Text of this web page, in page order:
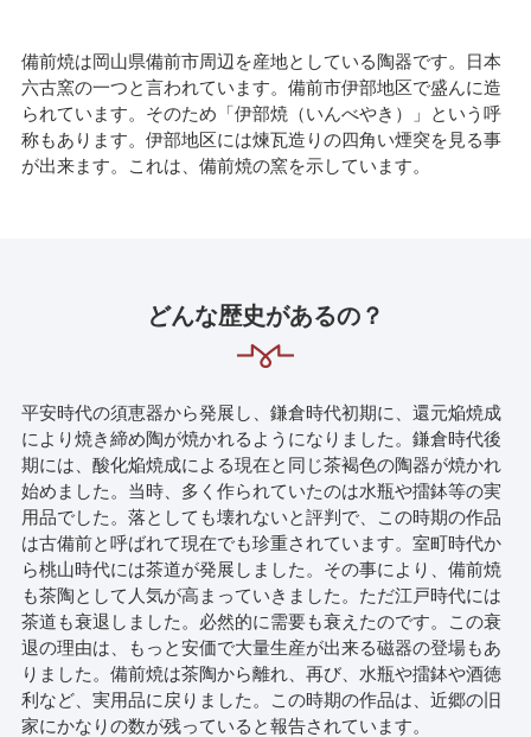
備前焼は岡山県備前市周辺を産地としている陶器です。日本
六古窯の一つと言われています。備前市伊部地区で盛んに造
られています。そのため「伊部焼（いんべやき）」という呼
称もあります。伊部地区には煉瓦造りの四角い煙突を見る事
が出来ます。これは、備前焼の窯を示しています。
どんな歴史があるの？
平安時代の須恵器から発展し、鎌倉時代初期に、還元焔焼成
により焼き締め陶が焼かれるようになりました。鎌倉時代後
期には、酸化焔焼成による現在と同じ茶褐色の陶器が焼かれ
始めました。当時、多く作られていたのは水瓶や擂鉢等の実
用品でした。落としても壊れないと評判で、この時期の作品
は古備前と呼ばれて現在でも珍重されています。室町時代か
ら桃山時代には茶道が発展しました。その事により、備前焼
も茶陶として人気が高まっていきました。ただ江戸時代には
茶道も衰退しました。必然的に需要も衰えたのです。この衰
退の理由は、もっと安価で大量生産が出来る磁器の登場もあ
りました。備前焼は茶陶から離れ、再び、水瓶や擂鉢や酒徳
利など、実用品に戻りました。この時期の作品は、近郷の旧
家にかなりの数が残っていると報告されています。